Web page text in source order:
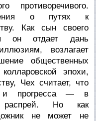
противоречивого.
о путях к
Как сын своего
он отдает дань
возлагает
общественных
эпохи,
Чех считает, что
и прогресса — в
распрей. Но как
не может не